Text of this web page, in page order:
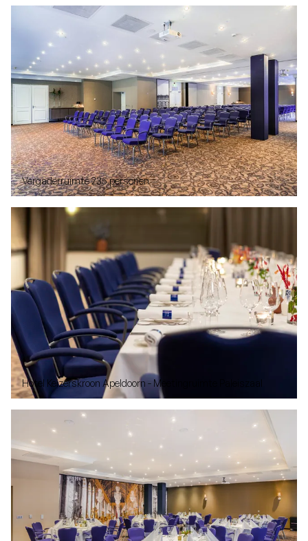
Vergaderruimte 235 personen
Hotel Keizerskroon Apeldoorn - Meetingruimte Paleiszaal